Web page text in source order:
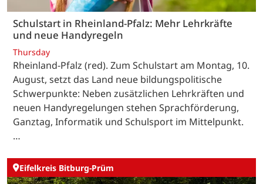
Schulstart in Rheinland-Pfalz: Mehr Lehrkräfte
und neue Handyregeln
Thursday
Rheinland-Pfalz (red). Zum Schulstart am Montag, 10.
August, setzt das Land neue bildungspolitische
Schwerpunkte: Neben zusätzlichen Lehrkräften und
neuen Handyregelungen stehen Sprachförderung,
Ganztag, Informatik und Schulsport im Mittelpunkt.
…
Eifelkreis Bitburg-Prüm